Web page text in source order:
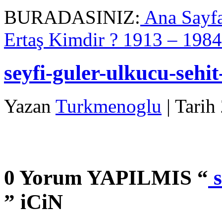
BURADASINIZ: Ana
Ertaş Kimdir ? 1913 – 1984
seyfi-guler-ulkucu-
Yazan Turkmenoglu |
0 Yorum YAPILMIS “
” iCiN